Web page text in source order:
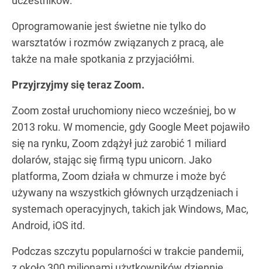
Oprogramowanie jest świetne nie tylko do
warsztatów i rozmów związanych z pracą, ale
także na małe spotkania z przyjaciółmi.
Przyjrzyjmy się teraz Zoom.
Zoom został uruchomiony nieco wcześniej, bo w
2013 roku. W momencie, gdy Google Meet pojawiło
się na rynku, Zoom zdążył już zarobić 1 miliard
dolarów, stając się firmą typu unicorn. Jako
platforma, Zoom działa w chmurze i może być
używany na wszystkich głównych urządzeniach i
systemach operacyjnych, takich jak Windows, Mac,
Android, iOS itd.
Podczas szczytu popularności w trakcie pandemii,